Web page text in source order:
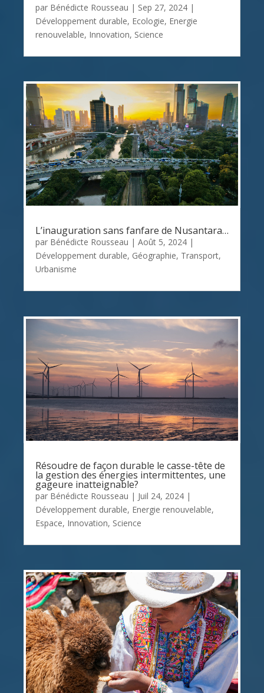
par Bénédicte Rousseau | Sep 27, 2024 |
Développement durable, Ecologie, Energie
renouvelable, Innovation, Science
L’inauguration sans fanfare de Nusantara…
par Bénédicte Rousseau | Août 5, 2024 |
Développement durable, Géographie, Transport,
Urbanisme
Résoudre de façon durable le casse-tête de
la gestion des énergies intermittentes, une
gageure inatteignable?
par Bénédicte Rousseau | Juil 24, 2024 |
Développement durable, Energie renouvelable,
Espace, Innovation, Science